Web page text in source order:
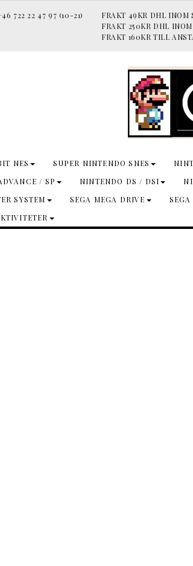
722 22 47 97 (10-21)
FRAKT 49KR DHL INOM
FRAKT 250KR DHL
FRAKT 160KR TILL
NES SUPER NINTENDO SNES
/ SP
NINTENDO DS / DSI
SYSTEM
SEGA MEGA DRIVE SEGA